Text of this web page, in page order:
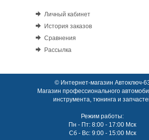
Личный кабинет
История заказов
Сравнения
Рассылка
© Интернет-магазин Автоключ-
Магазин профессионального
инструмента, тюнинга и
Режим работы:
Пн - Пт: 8:00 - 17:00 Мск
Сб - Вс: 9:00 - 15:00 Мск